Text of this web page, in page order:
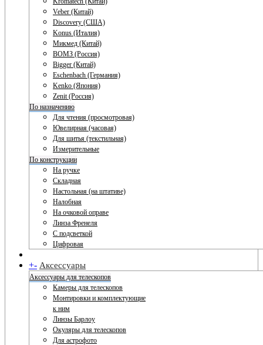
Veber (Китай)
Discovery (США)
Konus (Италия)
Микмед (Китай)
ВОМЗ (Россия)
Bigger (Китай)
Eschenbach (Германия)
Kenko (Япония)
Zenit (Россия)
По назначению
Для чтения (просмотровая)
Ювелирная (часовая)
Для шитья (текстильная)
Измерительные
По конструкции
На ручке
Складная
Настольная (на штативе)
Налобная
На очковой оправе
Линза Френеля
С подсветкой
Цифровая
+- Аксессуары
Аксессуары для телескопов
Камеры для телескопов
Монтировки и комплектующие
к ним
Линзы Барлоу
Окуляры для телескопов
Для астрофото